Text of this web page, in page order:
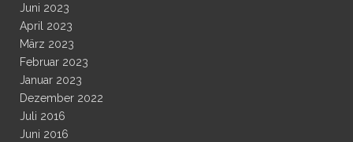
Juni 2023
April 2023
März 2023
Februar 2023
Januar 2023
Dezember 2022
Juli 2016
Juni 2016